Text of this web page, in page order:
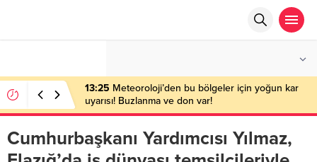
13:25 Meteoroloji’den bu bölgeler için yoğun kar
uyarısı! Buzlanma ve don var!
Cumhurbaşkanı Yardımcısı Yılmaz,